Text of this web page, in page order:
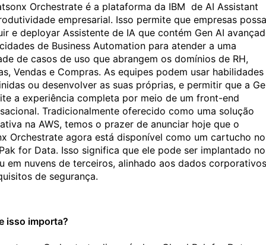
Orchestrate é a plataforma da IBM de AI Assistant
empresarial. Isso permite que empresas
e deployar Assistente de IA que contém Gen AI
de Business Automation para atender a uma
de casos de uso que abrangem os domínios de RH,
Vendas e Compras. As equipes podem usar habilidades
ou desenvolver as suas próprias, e permitir que a
a experiência completa por meio de um front-end
Tradicionalmente oferecido como uma solução
na AWS, temos o prazer de anunciar hoje que o
Orchestrate agora está disponível como um cartucho no
for Data. Isso significa que ele pode ser implantado no
em nuvens de terceiros, alinhado aos dados
de segurança.
isso importa?